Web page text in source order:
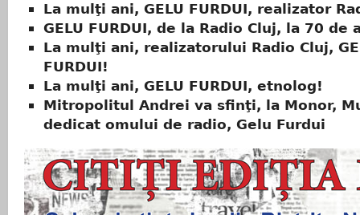
La mulţi ani, GELU FURDUI, realizator
GELU FURDUI, de la Radio Cluj, la 70 de
La mulţi ani, realizatorului Radio Cluj,
FURDUI!
La mulţi ani, GELU FURDUI, etnolog!
Mitropolitul Andrei va sfinţi, la Monor,
dedicat omului de radio, Gelu Furdui